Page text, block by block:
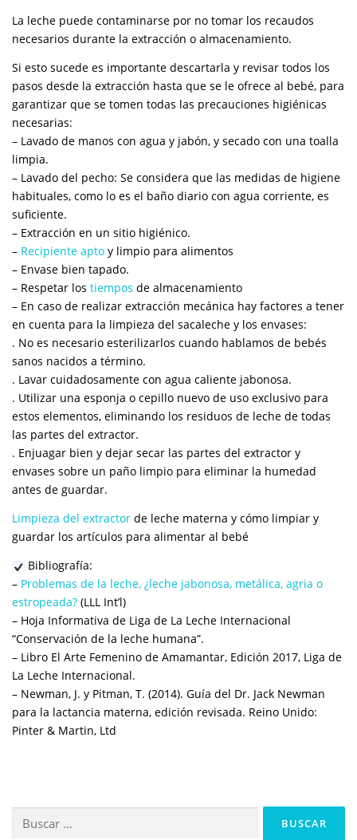
La leche puede contaminarse por no tomar los recaudos
necesarios durante la extracción o almacenamiento.
Si esto sucede es importante descartarla y revisar todos los
pasos desde la extracción hasta que se le ofrece al bebé, para
garantizar que se tomen todas las precauciones higiénicas
necesarias:
– Lavado de manos con agua y jabón, y secado con una toalla
limpia.
– Lavado del pecho: Se considera que las medidas de higiene
habituales, como lo es el baño diario con agua corriente, es
suficiente.
– Extracción en un sitio higiénico.
– Recipiente apto y limpio para alimentos
– Envase bien tapado.
– Respetar los tiempos de almacenamiento
– En caso de realizar extracción mecánica hay factores a tener
en cuenta para la limpieza del sacaleche y los envases:
. No es necesario esterilizarlos cuando hablamos de bebés
sanos nacidos a término.
. Lavar cuidadosamente con agua caliente jabonosa.
. Utilizar una esponja o cepillo nuevo de uso exclusivo para
estos elementos, eliminando los residuos de leche de todas
las partes del extractor.
. Enjuagar bien y dejar secar las partes del extractor y
envases sobre un paño limpio para eliminar la humedad
antes de guardar.
Limpieza del extractor de leche materna y cómo limpiar y
guardar los artículos para alimentar al bebé
Bibliografía:
– Problemas de la leche, ¿leche jabonosa, metálica, agria o
estropeada? (LLL Int’l)
– Hoja Informativa de Liga de La Leche Internacional
“Conservación de la leche humana”.
– Libro El Arte Femenino de Amamantar, Edición 2017, Liga de
La Leche Internacional.
– Newman, J. y Pitman, T. (2014). Guía del Dr. Jack Newman
para la lactancia materna, edición revisada. Reino Unido:
Pinter & Martin, Ltd
Buscar: